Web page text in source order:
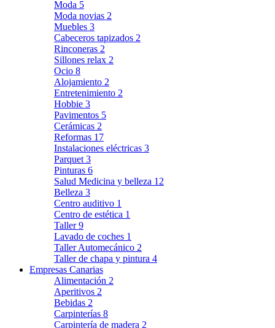
Moda 5
Moda novias 2
Muebles 3
Cabeceros tapizados 2
Rinconeras 2
Sillones relax 2
Ocio 8
Alojamiento 2
Entretenimiento 2
Hobbie 3
Pavimentos 5
Cerámicas 2
Reformas 17
Instalaciones eléctricas 3
Parquet 3
Pinturas 6
Salud Medicina y belleza 12
Belleza 3
Centro auditivo 1
Centro de estética 1
Taller9
Lavado de coches 1
Taller Automecánico 2
Taller de chapa y pintura 4
Empresas Canarias
Alimentación 2
Aperitivos 2
Bebidas 2
Carpinterías 8
Carpintería de madera 2